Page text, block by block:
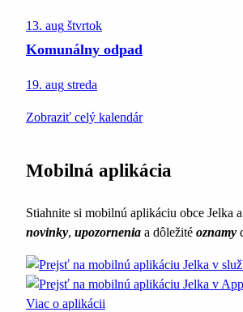
13. aug štvrtok
Komunálny odpad
19. aug streda
Zobraziť celý kalendár
Mobilná aplikácia
Stiahnite si mobilnú aplikáciu obce Jelka
novinky, upozornenia a dôležité oznamy
Viac o aplikácii